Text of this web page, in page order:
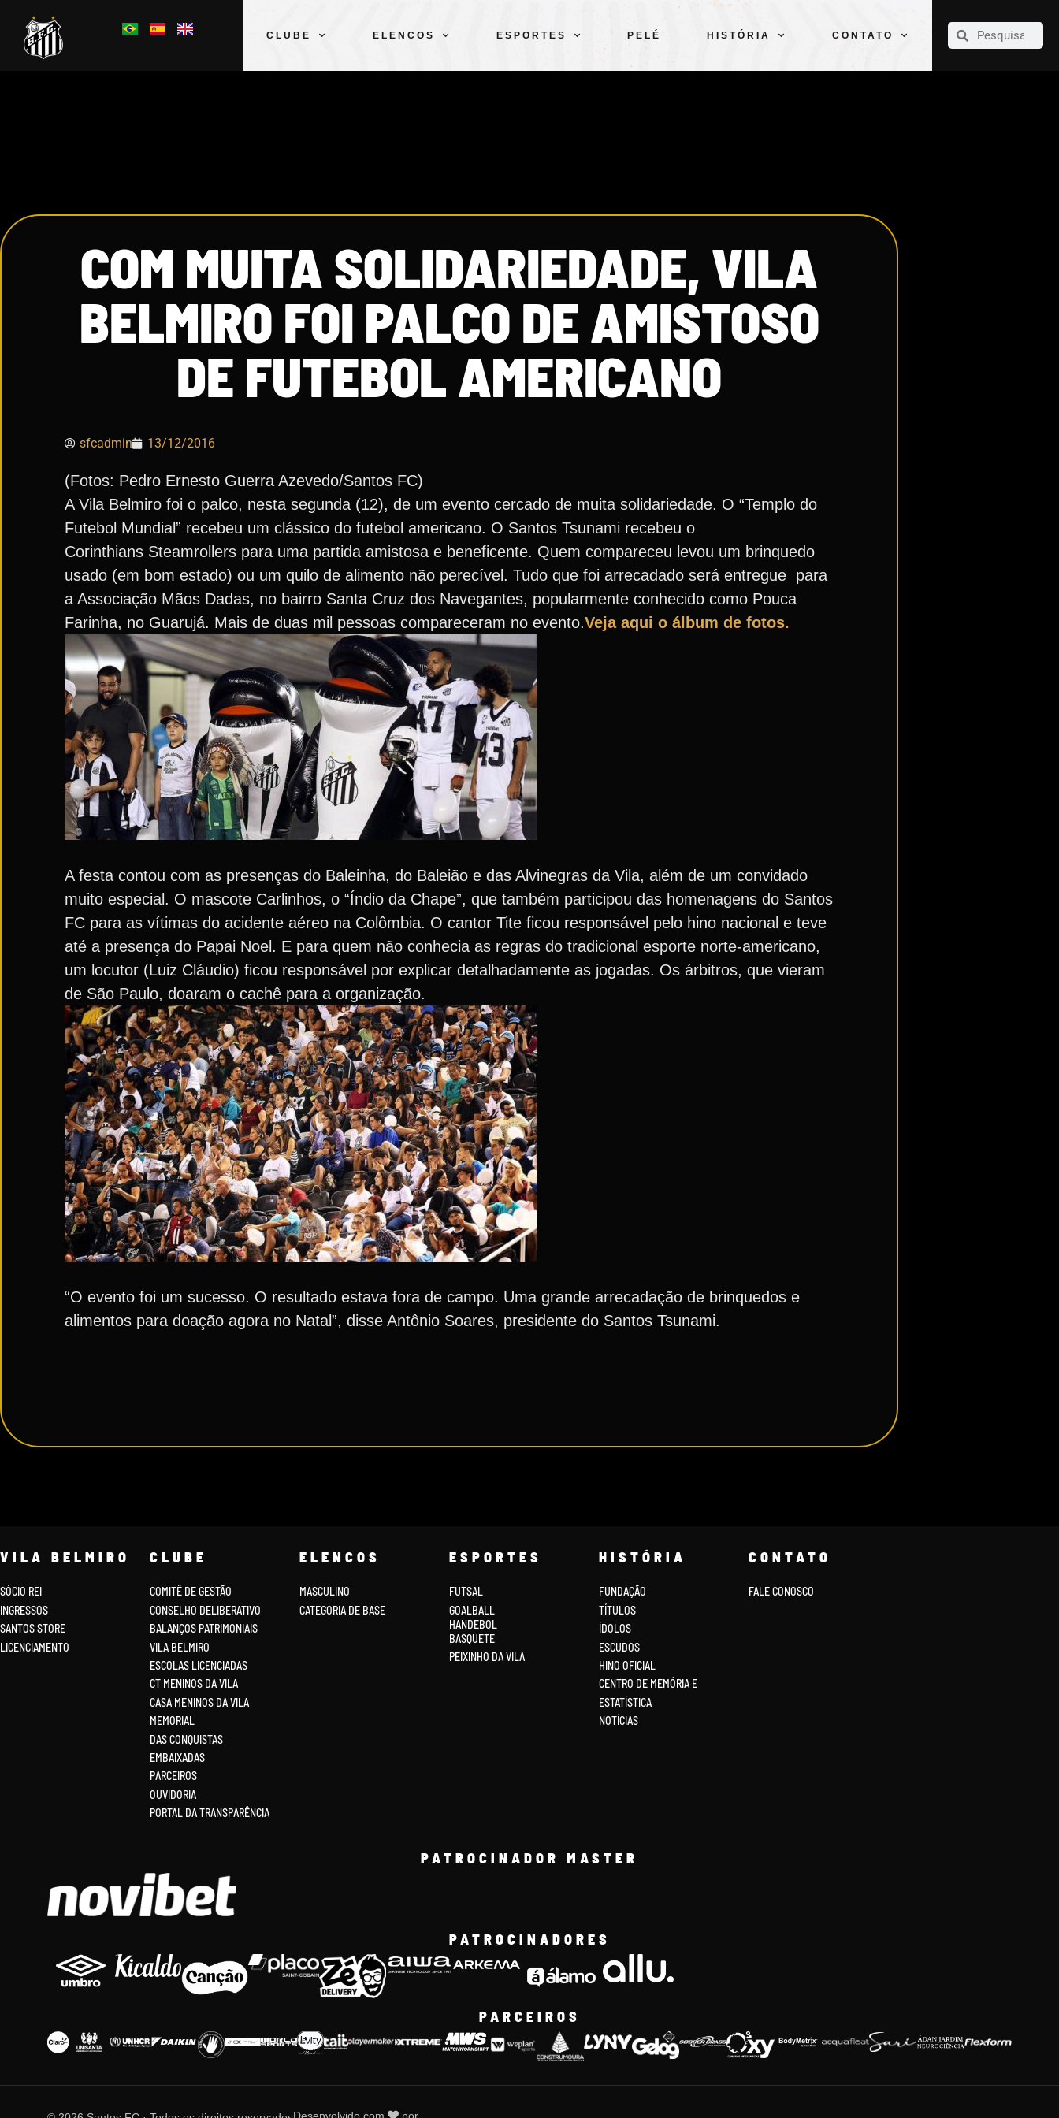
CLUBE ELENCOS ESPORTES PELÉ HISTÓRIA CONTATO
CLUBE
COM MUITA SOLIDARIEDADE, VILA
BELMIRO FOI PALCO DE AMISTOSO
DE FUTEBOL AMERICANO
sfcadmin 13/12/2016
(Fotos: Pedro Ernesto Guerra Azevedo/Santos FC)
A Vila Belmiro foi o palco, nesta segunda (12), de um evento cercado de muita solidariedade. O “Templo do
Futebol Mundial” recebeu um clássico do futebol americano. O Santos Tsunami recebeu o
Corinthians Steamrollers para uma partida amistosa e beneficente. Quem compareceu levou um brinquedo
usado (em bom estado) ou um quilo de alimento não perecível. Tudo que foi arrecadado será entregue para
a Associação Mãos Dadas, no bairro Santa Cruz dos Navegantes, popularmente conhecido como Pouca
Farinha, no Guarujá. Mais de duas mil pessoas compareceram no evento.Veja aqui o álbum de fotos.
A festa contou com as presenças do Baleinha, do Baleião e das Alvinegras da Vila, além de um convidado
muito especial. O mascote Carlinhos, o “Índio da Chape”, que também participou das homenagens do Santos
FC para as vítimas do acidente aéreo na Colômbia. O cantor Tite ficou responsável pelo hino nacional e teve
até a presença do Papai Noel. E para quem não conhecia as regras do tradicional esporte norte-americano,
um locutor (Luiz Cláudio) ficou responsável por explicar detalhadamente as jogadas. Os árbitros, que vieram
de São Paulo, doaram o cachê para a organização.
“O evento foi um sucesso. O resultado estava fora de campo. Uma grande arrecadação de brinquedos e
alimentos para doação agora no Natal”, disse Antônio Soares, presidente do Santos Tsunami.
VILA BELMIRO
SÓCIO REI
INGRESSOS
SANTOS STORE
LICENCIAMENTO
CLUBE
COMITÊ DE GESTÃO
CONSELHO DELIBERATIVO
BALANÇOS PATRIMONIAIS
VILA BELMIRO
ESCOLAS LICENCIADAS
CT MENINOS DA VILA
CASA MENINOS DA VILA
MEMORIAL
DAS CONQUISTAS
EMBAIXADAS
PARCEIROS
OUVIDORIA
PORTAL DA TRANSPARÊNCIA
ELENCOS
MASCULINO
CATEGORIA DE BASE
ESPORTES
FUTSAL
GOALBALL
HANDEBOL
BASQUETE
PEIXINHO DA VILA
HISTÓRIA
FUNDAÇÃO
TÍTULOS
ÍDOLOS
ESCUDOS
HINO OFICIAL
CENTRO DE MEMÓRIA E
ESTATÍSTICA
NOTÍCIAS
CONTATO
FALE CONOSCO
PATROCINADOR MASTER
PATROCINADORES
PARCEIROS